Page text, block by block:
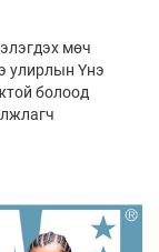
мөч
улирлын Үнэ
болоод